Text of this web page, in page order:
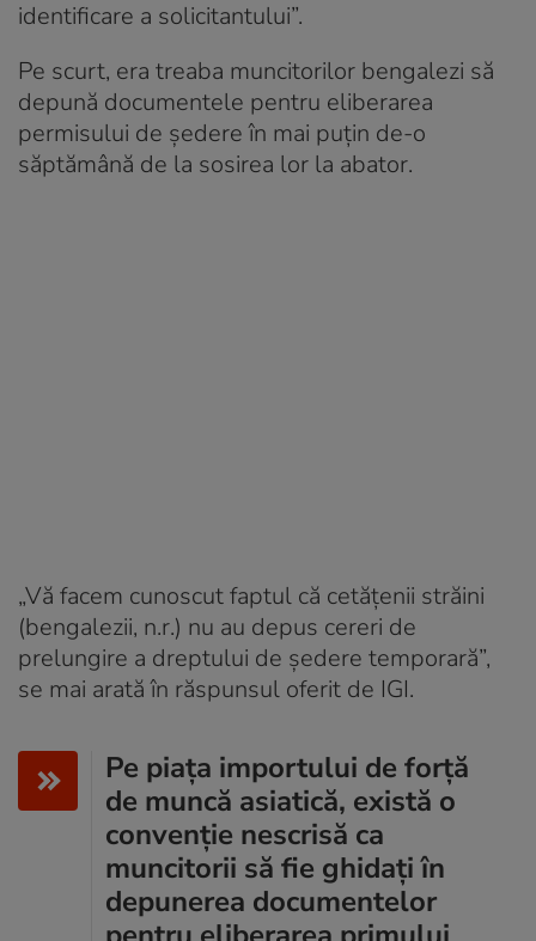
identificare a solicitantului”.
Pe scurt, era treaba muncitorilor bengalezi să
depună documentele pentru eliberarea
permisului de ședere în mai puțin de-o
săptămână de la sosirea lor la abator.
„Vă facem cunoscut faptul că cetățenii străini
(bengalezii, n.r.) nu au depus cereri de
prelungire a dreptului de ședere temporară”,
se mai arată în răspunsul oferit de IGI.
Pe piața importului de forță
de muncă asiatică, există o
convenție nescrisă ca
muncitorii să fie ghidați în
depunerea documentelor